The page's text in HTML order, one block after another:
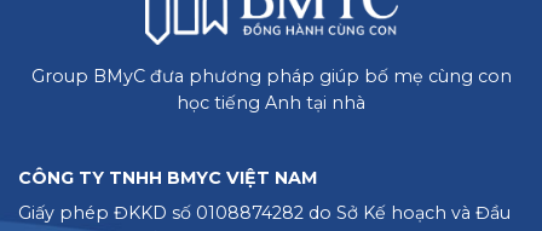
Group BMyC đưa phương pháp giúp bố mẹ cùng con
học tiếng Anh tại nhà
CÔNG TY TNHH BMYC VIỆT NAM
Giấy phép ĐKKD số 0108874282 do Sở Kế hoạch và Đầu